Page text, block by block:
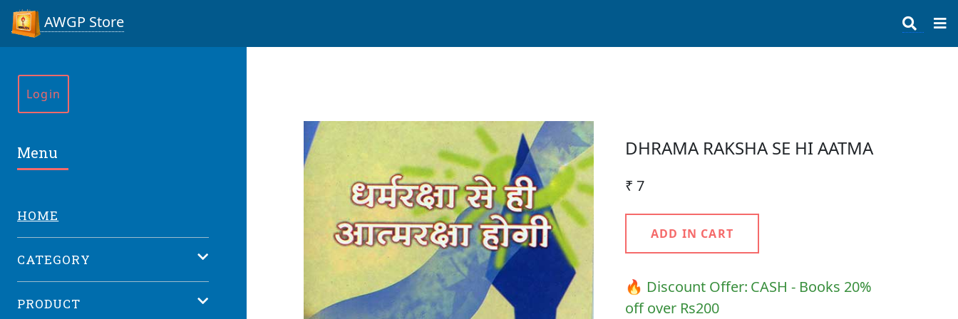
AWGP Store
DHRAMA RAKSHA SE HI AATMA
₹ 7
ADD IN CART
🔥 Discount Offer: CASH - Books 20%
off over Rs200
Login
Menu
HOME
CATEGORY
PRODUCT